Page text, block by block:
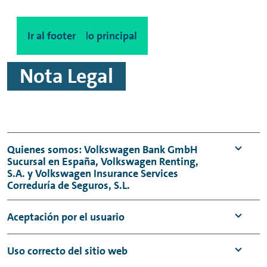
Ir al contenido principal
Ir al footer
Nota Legal
Quienes somos: Volkswagen Bank GmbH
Sucursal en España, Volkswagen Renting,
S.A. y Volkswagen Insurance Services
Correduría de Seguros, S.L.
El presente sitio web (en adelante, el "Sitio
Web")www.vwfs.esregula la prestación de
determinados servicios que las filiales del
Aceptación por el usuario
El presente aviso legal regula el uso de esta
página web puesta a disposición de los
Uso correcto del sitio web